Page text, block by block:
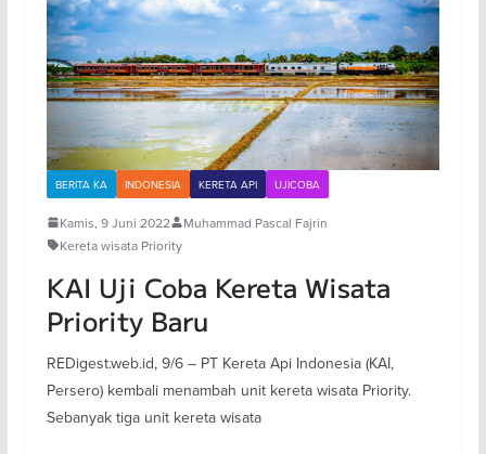
BERITA KA INDONESIA KERETA API UJICOBA
Kamis, 9 Juni 2022
Muhammad Pascal Fajrin
Kereta wisata Priority
KAI Uji Coba Kereta Wisata
Priority Baru
REDigest.web.id, 9/6 – PT Kereta Api Indonesia (KAI,
Persero) kembali menambah unit kereta wisata Priority.
Sebanyak tiga unit kereta wisata